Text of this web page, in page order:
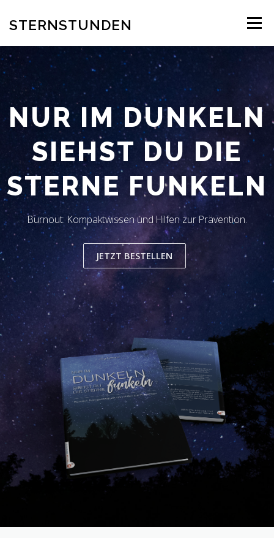
springen
STERNSTUNDEN Menü
AUTOR EINBLICK INS BUCH BESTELLUNG
REZENSION BLOG LESERSTIMMEN KONTAKT
NUR IM DUNKELN
SIEHST DU DIE
STERNE FUNKELN
Burnout: Kompaktwissen und Hilfen zur Prävention.
JETZT BESTELLEN